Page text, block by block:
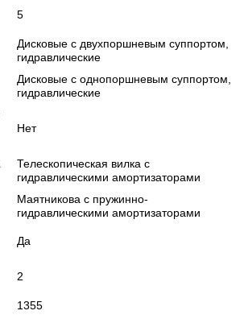
5
Дисковые с двухпоршневым суппортом,
гидравлические
Дисковые с однопоршневым суппортом,
гидравлические
Нет
Телескопическая вилка с
гидравлическими амортизаторами
Маятникова с пружинно-
гидравлическими амортизаторами
Да
2
1355